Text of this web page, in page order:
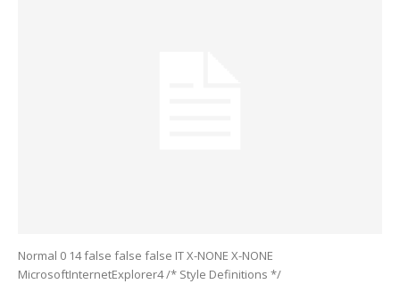
Normal 0 14 false false false IT X-NONE X-NONE
MicrosoftInternetExplorer4 /* Style Definitions */